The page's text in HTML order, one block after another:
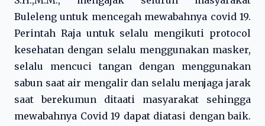
Buleleng untuk mencegah mewabahnya covid 19.
Perintah Raja untuk selalu mengikuti protocol
kesehatan dengan selalu menggunakan masker,
selalu mencuci tangan dengan menggunakan
sabun saat air mengalir dan selalu menjaga jarak
saat berekumun ditaati masyarakat sehingga
mewabahnya Covid 19 dapat diatasi dengan baik.